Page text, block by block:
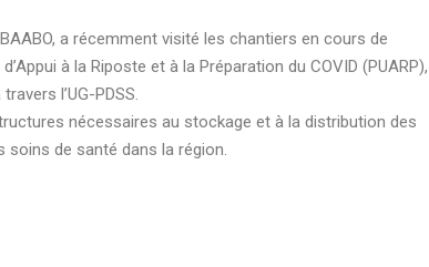
a récemment visité les chantiers en cours de
à la Riposte et à la Préparation du COVID (PUARP),
l’UG-PDSS.
nécessaires au stockage et à la distribution des
soins de santé dans la région.